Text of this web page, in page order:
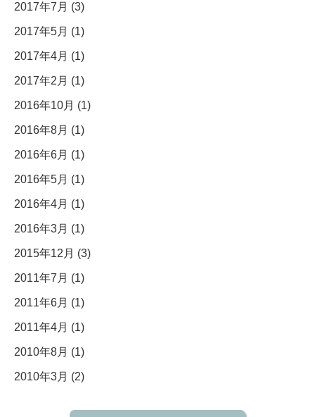
2017年7月 (3)
2017年5月 (1)
2017年4月 (1)
2017年2月 (1)
2016年10月 (1)
2016年8月 (1)
2016年6月 (1)
2016年5月 (1)
2016年4月 (1)
2016年3月 (1)
2015年12月 (3)
2011年7月 (1)
2011年6月 (1)
2011年4月 (1)
2010年8月 (1)
2010年3月 (2)